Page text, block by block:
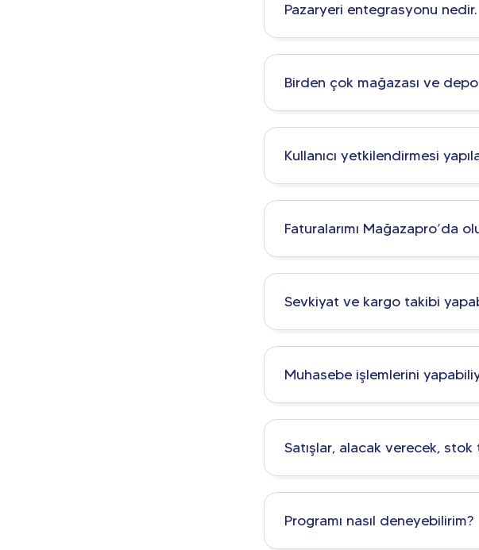
Pazaryeri entegrasyonu nedir.
Birden çok mağazası ve
Kullanıcı yetkilendirmesi
Faturalarımı Mağazapro’da
Sevkiyat ve kargo takibi
Muhasebe işlemlerini
Satışlar, alacak verecek,
Programı nasıl deneyebilirim?